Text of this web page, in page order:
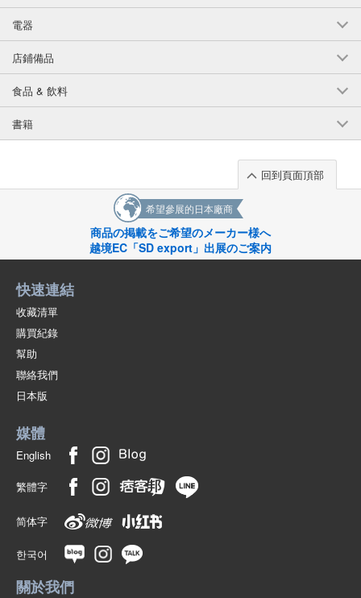
電器
店鋪備品
食品 & 飲料
書籍
回到頁面頂部
希望參展的日本廠商
商品の掲載をご希望のメーカー様へ
越境EC「SD export」出展のご案内
快速連結
收藏清單
購買紀錄
幫助
聯絡我們
日本版
媒體
English
繁體字
简体字
한국어
關於我們